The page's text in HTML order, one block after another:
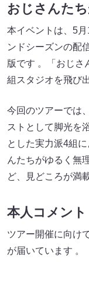
おじさんたち
本イベントは、5
ンドシーズンの配
版です 。「おじさ
組スタジオを飛び
今回のツアーでは
ストとして脚光を
とした実力派4組
んたちがゆるく無
ど、見どころが満
本人コメント
ツアー開催に向け
が届いています 。